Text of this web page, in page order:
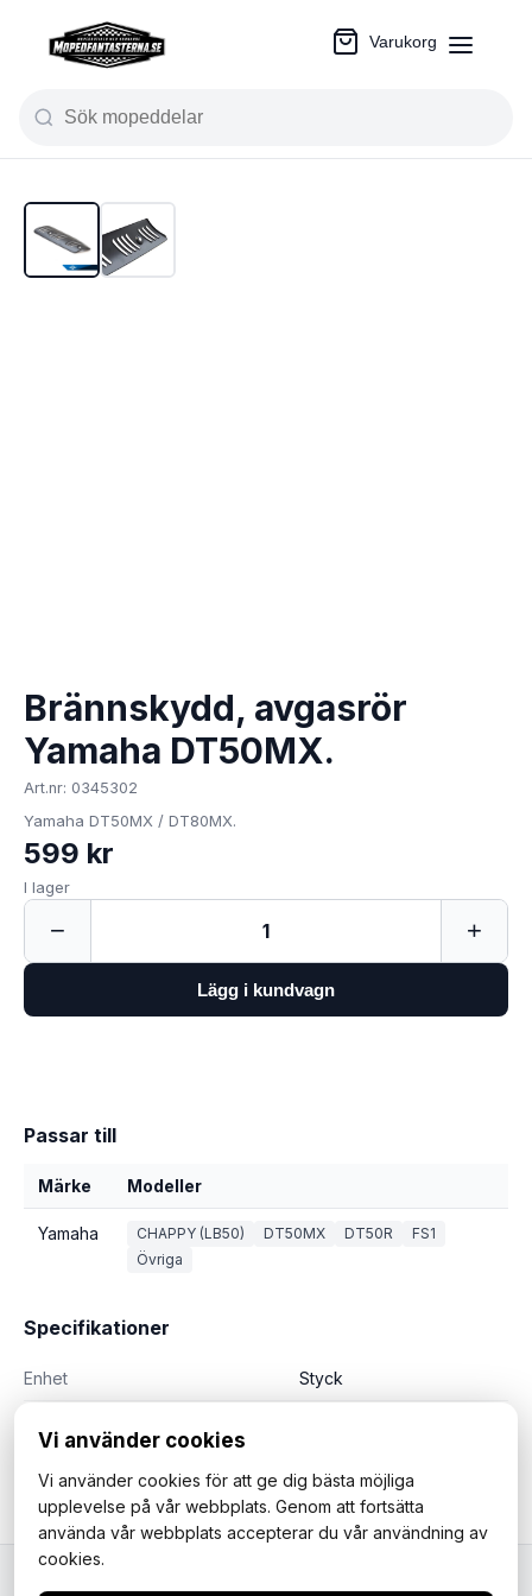
Varukorg
Brännskydd, avgasrör
Yamaha DT50MX.
Art.nr: 0345302
Yamaha DT50MX / DT80MX.
599 kr
I lager
− 1 +
Lägg i kundvagn
Passar till
Märke Modeller
Yamaha CHAPPY (LB50) DT50MX DT50R
FS1
Övriga
Specifikationer
Enhet Styck
Vi använder cookies
Vi använder cookies för att ge dig bästa möjliga
upplevelse på vår webbplats. Genom att fortsätta
använda vår webbplats accepterar du vår användning av
cookies.